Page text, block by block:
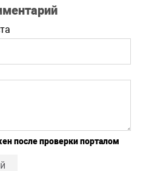
после проверки порталом